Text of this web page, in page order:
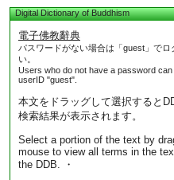
Digital Dictionary of Buddhism
電子佛教辭典
パスワードがない場合は「guest」でロ
い。
Users who do not have a password can
userID "guest".
本文をドラッグして選択すると
検索結果が表示されます。
Select a portion of the text by
mouse to view all terms in the
the DDB. ・